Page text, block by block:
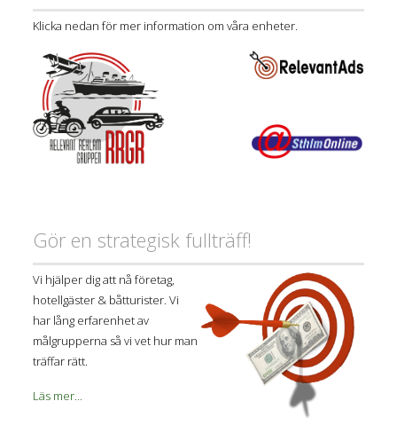
Klicka nedan för mer information om våra enheter.
Gör en strategisk fullträff!
Vi hjälper dig att nå företag,
hotellgäster & båtturister. Vi
har lång erfarenhet av
målgrupperna så vi vet hur man
träffar rätt.
Läs mer...